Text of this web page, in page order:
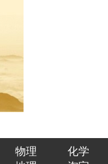
物理
化学